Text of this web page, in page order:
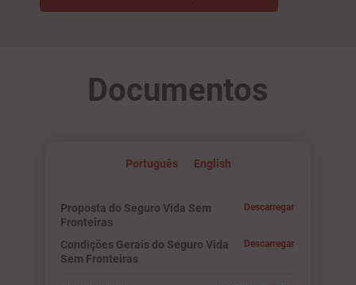
Documentos
Português English
Proposta do Seguro Vida Sem
Fronteiras
Descarregar
Condições Gerais do Seguro Vida
Sem Fronteiras
Descarregar